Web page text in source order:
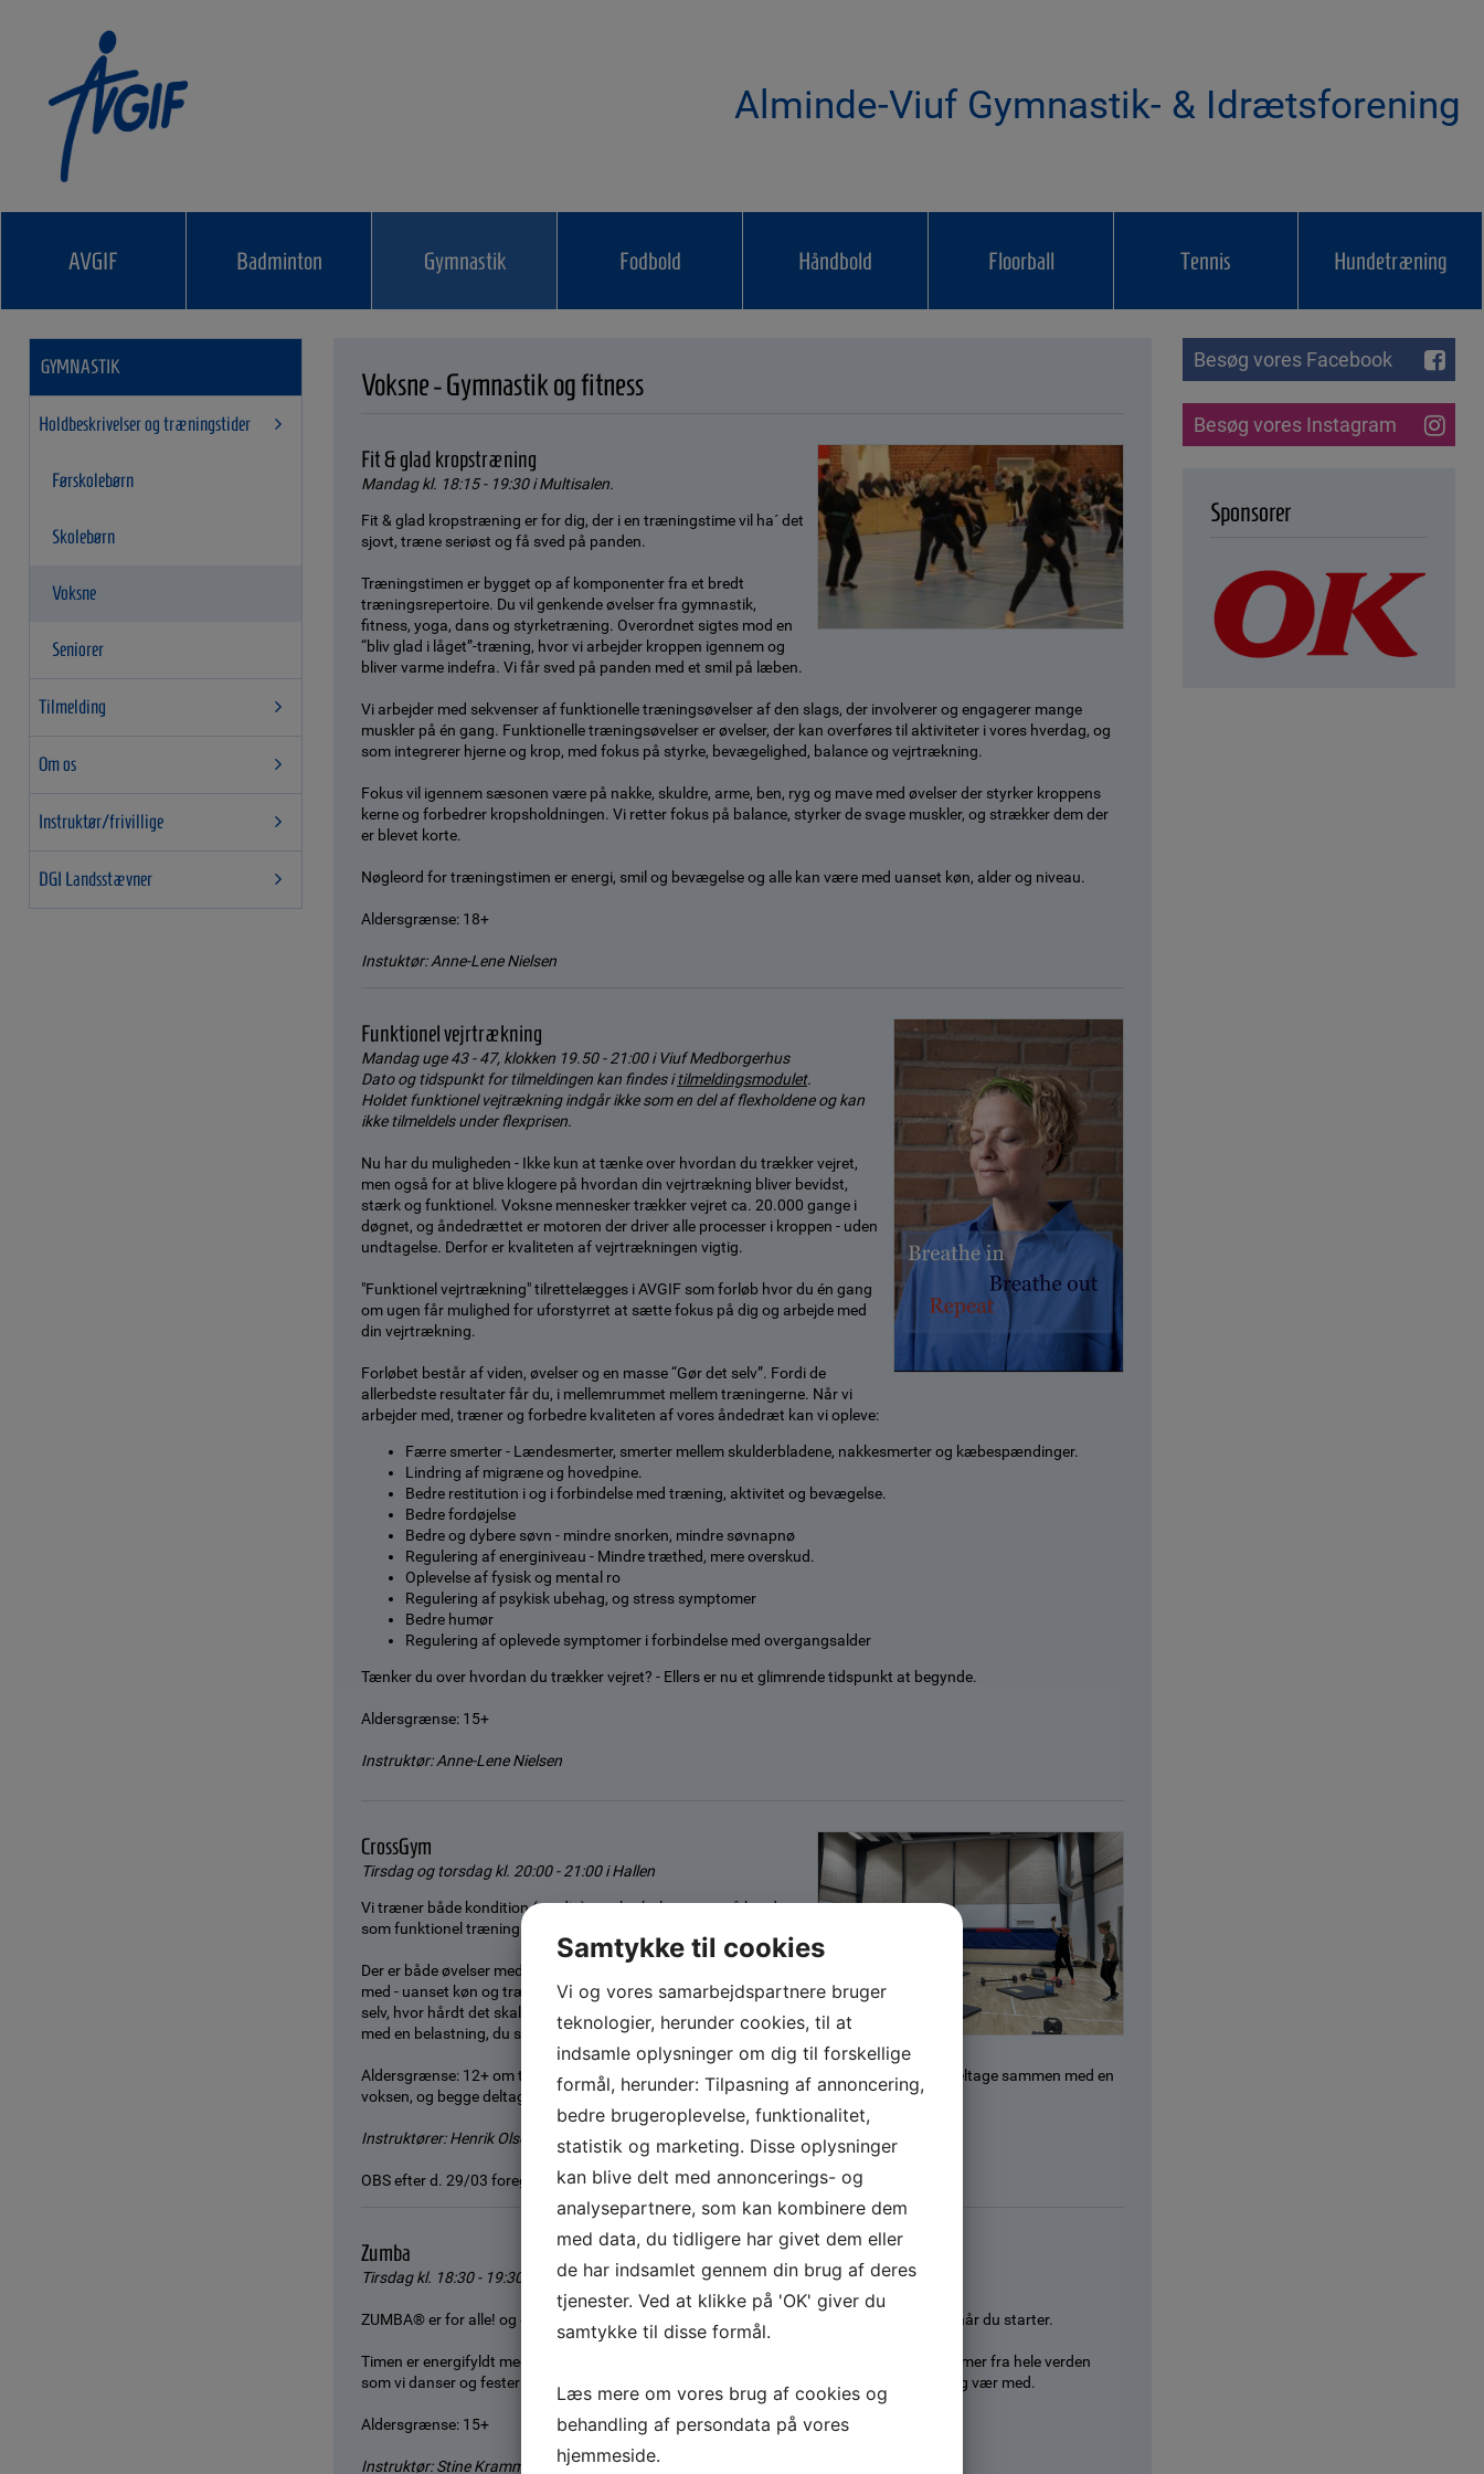
Alminde-Viuf Gymnastik- & Idrætsforening
AVGIF Badminton Gymnastik Fodbold Håndbold Floorball Tennis Hundetræning
GYMNASTIK
Holdbeskrivelser og træningstider
Førskolebørn
Skolebørn
Voksne
Seniorer
Tilmelding
Om os
Instruktør/frivillige
DGI Landsstævner
Voksne - Gymnastik og fitness
Fit & glad kropstræning
Mandag kl. 18:15 - 19:30 i Multisalen.
Fit & glad kropstræning er for dig, der i en træningstime vil ha´ det
sjovt, træne seriøst og få sved på panden.
Træningstimen er bygget op af komponenter fra et bredt
træningsrepertoire. Du vil genkende øvelser fra gymnastik,
fitness, yoga, dans og styrketræning. Overordnet sigtes mod en
“bliv glad i låget”-træning, hvor vi arbejder kroppen igennem og
bliver varme indefra. Vi får sved på panden med et smil på læben.
Vi arbejder med sekvenser af funktionelle træningsøvelser af den slags, der involverer og engagerer mange
muskler på én gang. Funktionelle træningsøvelser er øvelser, der kan overføres til aktiviteter i vores hverdag, og
som integrerer hjerne og krop, med fokus på styrke, bevægelighed, balance og vejrtrækning.
Fokus vil igennem sæsonen være på nakke, skuldre, arme, ben, ryg og mave med øvelser der styrker kroppens
kerne og forbedrer kropsholdningen. Vi retter fokus på balance, styrker de svage muskler, og strækker dem der
er blevet korte.
Nøgleord for træningstimen er energi, smil og bevægelse og alle kan være med uanset køn, alder og niveau.
Aldersgrænse: 18+
Instuktør: Anne-Lene Nielsen
Funktionel vejrtrækning
Mandag uge 43 - 47, klokken 19.50 - 21:00 i Viuf Medborgerhus
Dato og tidspunkt for tilmeldingen kan findes itilmeldingsmodulet.
Holdet funktionel vejtrækning indgår ikke som en del af flexholdene og kan
ikke tilmeldels under flexprisen.
Nu har du muligheden - Ikke kun at tænke over hvordan du trækker vejret,
men også for at blive klogere på hvordan din vejrtrækning bliver bevidst,
stærk og funktionel. Voksne mennesker trækker vejret ca. 20.000 gange i
døgnet, og åndedrættet er motoren der driver alle processer i kroppen - uden
undtagelse. Derfor er kvaliteten af vejrtrækningen vigtig.
"Funktionel vejrtrækning" tilrettelægges i AVGIF som forløb hvor du én gang
om ugen får mulighed for uforstyrret at sætte fokus på dig og arbejde med
din vejrtrækning.
Forløbet består af viden, øvelser og en masse “Gør det selv”. Fordi de
allerbedste resultater får du, i mellemrummet mellem træningerne. Når vi
arbejder med, træner og forbedre kvaliteten af vores åndedræt kan vi opleve:
Færre smerter - Lændesmerter, smerter mellem skulderbladene, nakkesmerter og kæbespændinger.
Lindring af migræne og hovedpine.
Bedre restitution i og i forbindelse med træning, aktivitet og bevægelse.
Bedre fordøjelse
Bedre og dybere søvn - mindre snorken, mindre søvnapnø
Regulering af energiniveau - Mindre træthed, mere overskud.
Oplevelse af fysisk og mental ro
Regulering af psykisk ubehag, og stress symptomer
Bedre humør
Regulering af oplevede symptomer i forbindelse med overgangsalder
Tænker du over hvordan du trækker vejret? - Ellers er nu et glimrende tidspunkt at begynde.
Aldersgrænse: 15+
Instruktør: Anne-Lene Nielsen
CrossGym
Tirsdag og torsdag kl. 20:00 - 21:00 i Hallen
Vi træner både kondition (cardio), styrke, balance - også kendt
som funktionel træning.
Der er både øvelser med kropsvægt og med udstyr. Alle kan være
med - uanset køn og træningserfaring. Du bestemmer nemlig
selv, hvor hårdt det skal være, da du normalt træner individuelt
med en belastning, du selv vælger.
Aldersgrænse: 12+ om tirsdagen. 15+ om torsdagen. Personer under 18 skal dog altid deltage sammen med en
voksen, og begge deltagere skal være tilmeldt holdet.
Instruktører: Henrik Olsen og Jan Husted
OBS efter d. 29/03 foregår træningen udenfor.
Zumba
Tirsdag kl. 18:30 - 19:30 i Multisalen
ZUMBA® er for alle! og du behøver IKKE at være god til at danse eller være i super form, når du starter.
Timen er energifyldt med både høj og lav intensitet og med en masse lækker musik og rytmer fra hele verden
som vi danser og fester os selv i form til. Det giver smil på læben og højt humør, så kom og vær med.
Aldersgrænse: 15+
Instruktør: Stine Krammer
Besøg vores Facebook
Besøg vores Instagram
Sponsorer
Samtykke til cookies
Vi og vores samarbejdspartnere bruger
teknologier, herunder cookies, til at
indsamle oplysninger om dig til forskellige
formål, herunder: Tilpasning af annoncering,
bedre brugeroplevelse, funktionalitet,
statistik og marketing. Disse oplysninger
kan blive delt med annoncerings- og
analysepartnere, som kan kombinere dem
med data, du tidligere har givet dem eller
de har indsamlet gennem din brug af deres
tjenester. Ved at klikke på 'OK' giver du
samtykke til disse formål.
Læs mere om vores brug af cookies og
behandling af persondata på vores
hjemmeside.